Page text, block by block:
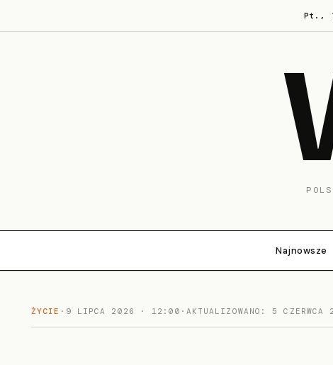
Pt.,
Najnowsze
ŻYCIE · 9 LIPCA 2026 · 12:00 · AKTUALIZOWANO: 5 CZERWCA